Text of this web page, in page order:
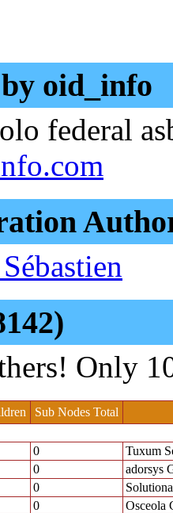
oid_info
federal
Only
Sub Nodes Total
0
Tuxum
0
adorsys
0
0
Osceola